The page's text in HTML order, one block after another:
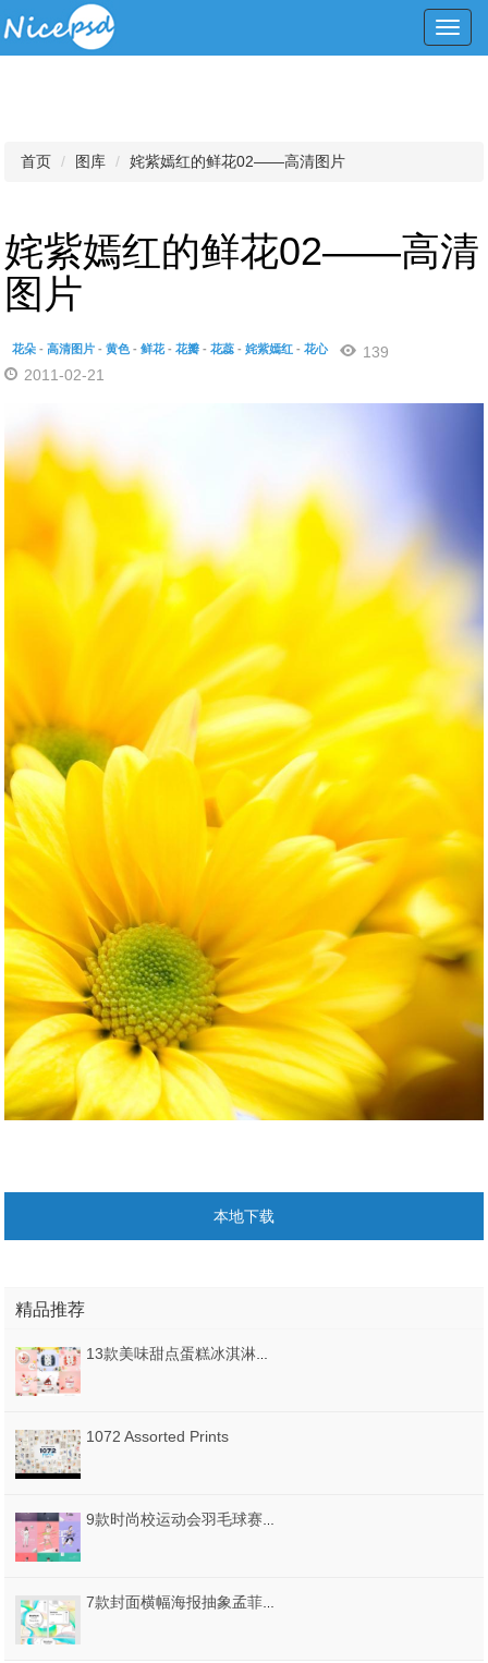
首页 图库 姹紫嫣红的鲜花02——高清图片
姹紫嫣红的鲜花02——高清
图片
花朵- 高清图片- 黄色- 鲜花- 花瓣- 花蕊- 姹紫嫣红- 花心
139
2011-02-21
本地下载
精品推荐
1072 Assorted Prints